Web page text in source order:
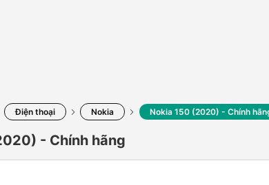
Điện thoại Nokia Nokia 150 (2020) - Chính
- Chính hãng